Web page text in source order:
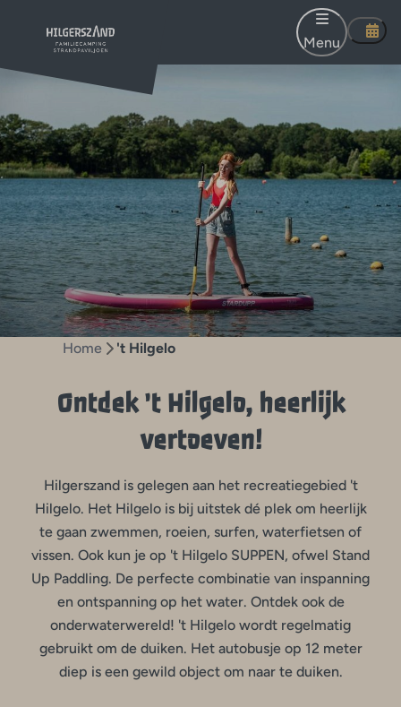
Menu
Home 't Hilgelo
Ontdek 't Hilgelo, heerlijk
vertoeven!
Hilgerszand is gelegen aan het recreatiegebied 't
Hilgelo. Het Hilgelo is bij uitstek dé plek om heerlijk
te gaan zwemmen, roeien, surfen, waterfietsen of
vissen. Ook kun je op 't Hilgelo SUPPEN, ofwel Stand
Up Paddling. De perfecte combinatie van inspanning
en ontspanning op het water. Ontdek ook de
onderwaterwereld! 't Hilgelo wordt regelmatig
gebruikt om de duiken. Het autobusje op 12 meter
diep is een gewild object om naar te duiken.